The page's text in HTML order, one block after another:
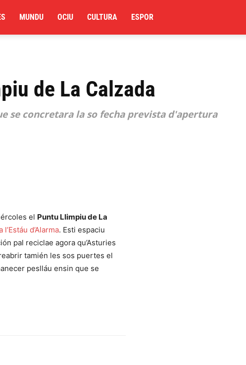
MUNDU OCIU CULTURA ESPOR
de La Calzada
se concretara la so fecha prevista d'apertura
el Puntu Llimpiu de La
d’Alarma. Esti espaciu
pal reciclae agora qu’Asturies
tamién les sos puertes el
peslláu ensin que se